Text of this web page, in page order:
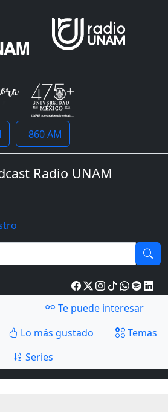
860 AM
Radio UNAM
Te puede interesar
Lo más gustado
Temas
Series